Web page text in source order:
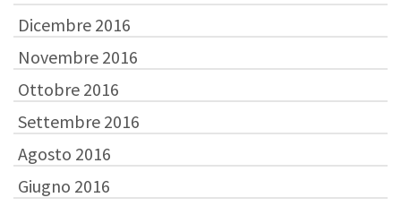
Dicembre 2016
Novembre 2016
Ottobre 2016
Settembre 2016
Agosto 2016
Giugno 2016